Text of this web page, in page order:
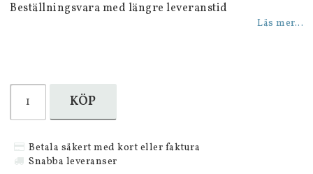
Beställningsvara med längre leveranstid
Läs mer...
KÖP
Betala säkert med kort eller faktura
Snabba leveranser